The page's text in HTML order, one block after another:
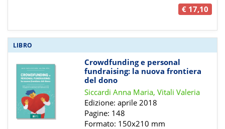
€ 17,10
LIBRO
Crowdfunding e personal
fundraising: la nuova frontiera
del dono
Siccardi Anna Maria, Vitali Valeria
Edizione: aprile 2018
Pagine: 148
Formato: 150x210 mm